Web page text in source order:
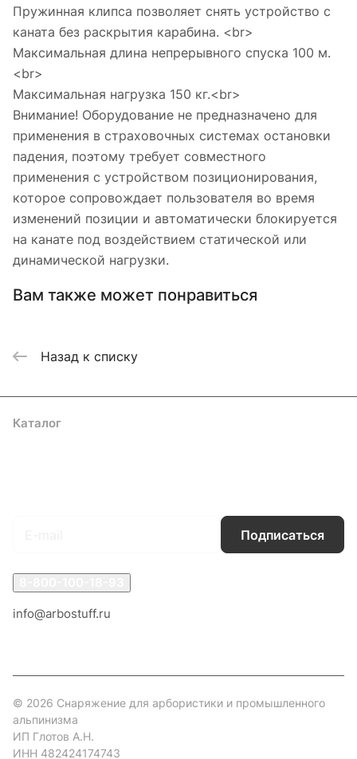
Пружинная клипса позволяет снять устройство с
каната без раскрытия карабина. <br>
Максимальная длина непрерывного спуска 100 м.
<br>
Максимальная нагрузка 150 кг.<br>
Внимание! Оборудование не предназначено для
применения в страховочных системах остановки
падения, поэтому требует совместного
применения с устройством позиционирования,
которое сопровождает пользователя во время
изменений позиции и автоматически блокируется
на канате под воздействием статической или
динамической нагрузки.
Вам также может понравиться
Назад к списку
Каталог
Подписаться
info@arbostuff.ru
© 2026 Снаряжение для арбористики и промышленного
альпинизма
ИП Глотов А.Н.
ИНН 482424174743